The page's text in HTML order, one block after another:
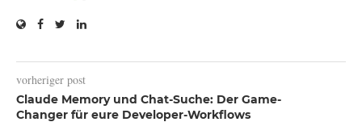
vorheriger post
Claude Memory und Chat-Suche: Der Game-
Changer für eure Developer-Workflows